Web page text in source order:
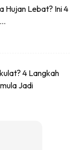
Hujan Lebat? Ini 4
4 Langkah
Jadi